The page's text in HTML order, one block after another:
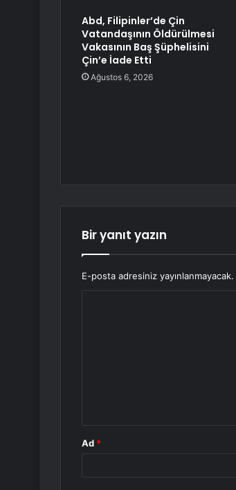
Abd, Filipinler’de Çin
Vatandaşının Öldürülmesi
Vakasının Baş Şüphelisini
Çin’e İade Etti
Ağustos 6, 2026
Bir yanıt yazın
E-posta adresiniz yayınlanmayacak.
Ad *